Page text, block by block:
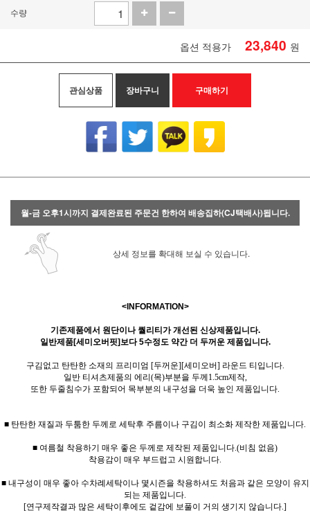
수량
옵션 적용가 23,840 원
관심상품 장바구니 구매하기
월-금 오후1시까지 결제완료된 주문건 한하여 배송집하(CJ택배사)됩니다.
상세 정보를 확대해 보실 수 있습니다.
<INFORMATION>
기존제품에서 원단이나 퀄리티가 개선된 신상제품입니다.
일반제품[세미오버핏]보다 5수정도 약간 더 두꺼운 제품입니다.
구김없고 탄탄한 소재의 프리미엄 [두꺼운][세미오버] 라운드 티입니다.
일반 티셔츠제품의 에리(목)부분을 두께1.5cm제작,
또한 두줄침수가 포함되어 목부분의 내구성을 더욱 높인 제품입니다.
■ 탄탄한 재질과 두툼한 두께로 세탁후 주름이나 구김이 최소화 제작한 제품입니다.
■ 여름철 착용하기 매우 좋은 두께로 제작된 제품입니다.(비침 없음)
착용감이 매우 부드럽고 시원합니다.
■ 내구성이 매우 좋아 수차례세탁이나 몇시즌을 착용하셔도 처음과 같은 모양이 유지
되는 제품입니다.
[연구제작결과 많은 세탁이후에도 겉감에 보풀이 거의 생기지 않습니다.]